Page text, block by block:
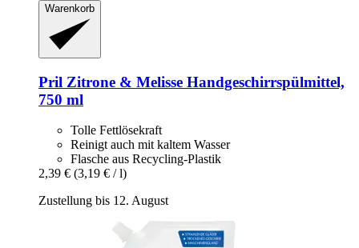
Warenkorb
Pril Zitrone & Melisse Handgeschirrspülmittel,
750 ml
Tolle Fettlösekraft
Reinigt auch mit kaltem Wasser
Flasche aus Recycling-Plastik
2,39 € (3,19 € / l)
Zustellung bis 12. August